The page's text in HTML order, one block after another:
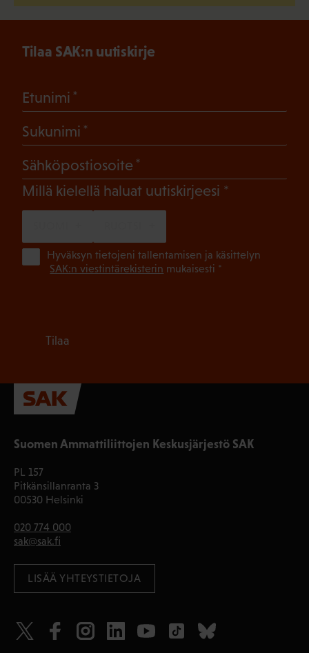
Suomen Ammattiliittojen Keskusjärjestö SAK
PL 157
Pitkänsillanranta 3
00530 Helsinki
020 774 000
sak@sak.fi
LISÄÄ YHTEYSTIETOJA
Tilaa SAK:n uutiskirje
Etunimi
Sukunimi
Sähköpostiosoite
Millä kielellä haluat uutiskirjeesi (Pakollinen)
Hyväksyn tietojeni tallentamisen ja käsittelyn
SAK:n viestintärekisterin mukaisesti *
Tilaa